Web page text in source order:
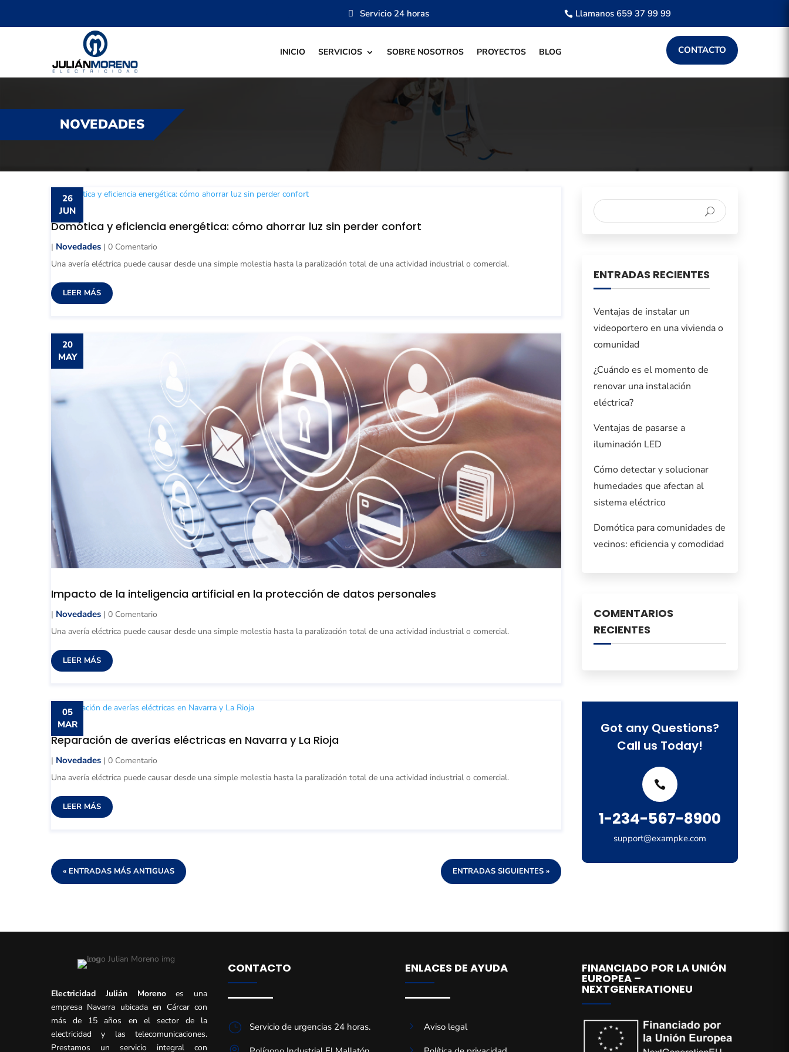
Servicio 24 horas Llamanos 659 37 99 99
INICIO SERVICIOS SOBRE NOSOTROS PROYECTOS BLOG CONTACTO
NOVEDADES
Domótica y eficiencia energética: cómo ahorrar luz sin perder confort
26
JUN
| Novedades | 0 Comentario
Una avería eléctrica puede causar desde una simple molestia hasta la paralización total de una actividad industrial o comercial.
LEER MÁS
Impacto de la inteligencia artificial en la protección de datos personales
20
MAY
| Novedades | 0 Comentario
Una avería eléctrica puede causar desde una simple molestia hasta la paralización total de una actividad industrial o comercial.
LEER MÁS
Reparación de averías eléctricas en Navarra y La Rioja
05
MAR
| Novedades | 0 Comentario
Una avería eléctrica puede causar desde una simple molestia hasta la paralización total de una actividad industrial o comercial.
LEER MÁS
« ENTRADAS MÁS ANTIGUAS ENTRADAS SIGUIENTES »
ENTRADAS RECIENTES
Ventajas de instalar un
videoportero en una vivienda o
comunidad
¿Cuándo es el momento de
renovar una instalación
eléctrica?
Ventajas de pasarse a
iluminación LED
Cómo detectar y solucionar
humedades que afectan al
sistema eléctrico
Domótica para comunidades de
vecinos: eficiencia y comodidad
COMENTARIOS
RECIENTES
Got any Questions?
Call us Today!
1-234-567-8900
support@exampke.com
Electricidad Julián Morenoes una
empresa Navarra ubicada en Cárcar con
más de 15 años en el sector de la
electricidad y las telecomunicaciones.
Prestamos un servicio integral con
CONTACTO
} Servicio de urgencias 24 horas.
ENLACES DE AYUDA
5
Aviso legal
FINANCIADO POR LA UNIÓN
EUROPEA –
NEXTGENERATIONEU